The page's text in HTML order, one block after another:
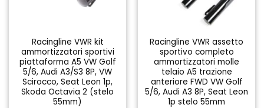
Racingline VWR kit
ammortizzatori sportivi
piattaforma A5 VW Golf
5/6, Audi A3/S3 8P, VW
Scirocco, Seat Leon 1p,
Skoda Octavia 2 (stelo
55mm)
Racingline VWR assetto
sportivo completo
ammortizzatori molle
telaio A5 trazione
anteriore FWD VW Golf
5/6, Audi A3 8P, Seat Leon
1p stelo 55mm